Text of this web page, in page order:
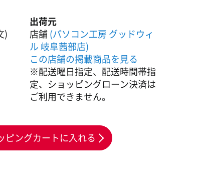
)
出荷元
店舗(パソコン工房 グッドウィ
ル 岐阜茜部店)
この店舗の掲載商品を見る
※配送曜日指定、配送時間帯指
定、ショッピングローン決済は
ご利用できません。
ピングカートに入れる